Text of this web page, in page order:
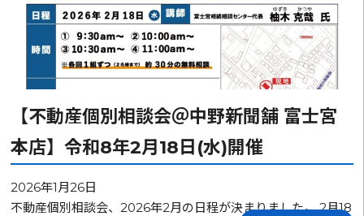
【不動産個別相談会＠中野新聞舗 富士宮
本店】令和8年2月18日(水)開催
2026年1月26日
不動産個別相談会、2026年2月の日程が決まりました。 2月18